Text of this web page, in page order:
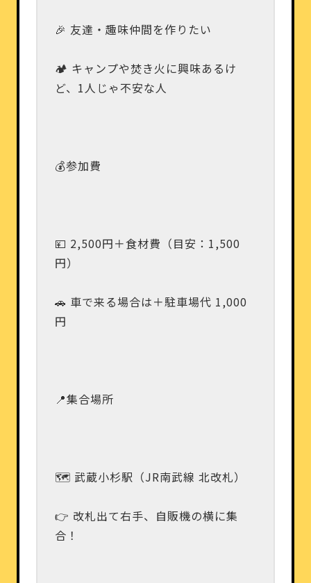
🎉 友達・趣味仲間を作りたい
🏕️ キャンプや焚き火に興味あるけ
ど、1人じゃ不安な人
💰参加費
💴 2,500円＋食材費（目安：1,500
円）
🚗 車で来る場合は＋駐車場代 1,000
円
📍集合場所
🗺️ 武蔵小杉駅（JR南武線 北改札）
👉 改札出て右手、自販機の横に集
合！